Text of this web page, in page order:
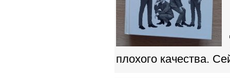
плохого качества.